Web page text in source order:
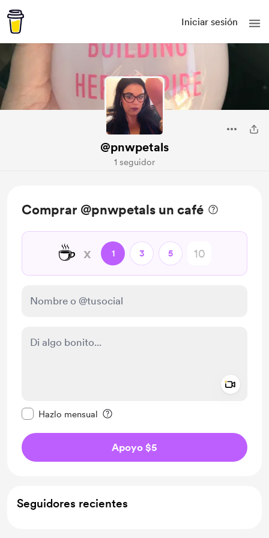
Iniciar sesión
@pnwpetals
1 seguidor
Comprar @pnwpetals un café
☕ x 1 3 5
Hazlo mensual
Apoyo $5
Seguidores recientes